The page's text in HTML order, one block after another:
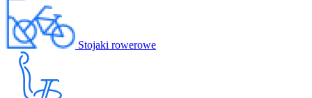
Stojaki rowerowe